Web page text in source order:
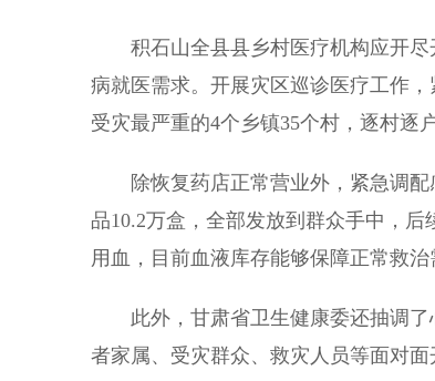
积石山全县县乡村医疗机构应开尽
病就医需求。开展灾区巡诊医疗工作
受灾最严重的4个乡镇35个村，逐村逐
除恢复药店正常营业外，紧急调配
品10.2万盒，全部发放到群众手中，
用血，目前血液库存能够保障正常救治
此外，甘肃省卫生健康委还抽调了
者家属、受灾群众、救灾人员等面对